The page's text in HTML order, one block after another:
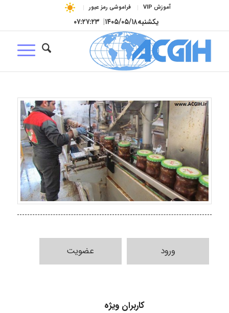
آموزش VIP فراموشی رمز عبور
یکشنبه۱۴۰۵/۰۵/۱۸| ۰۷:۲۷:۲۴
ورود عضویت
کاربران ویژه